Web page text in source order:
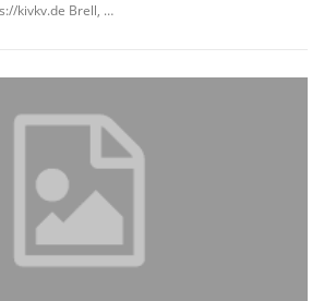
kivkv.de Brell, …